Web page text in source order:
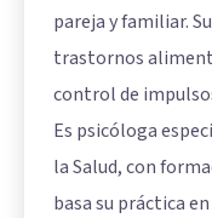
pareja y familiar.
trastornos
control de
Es psicóloga
la Salud, con
basa su práctica